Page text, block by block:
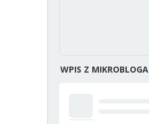
WPIS Z MIKROBLOGA